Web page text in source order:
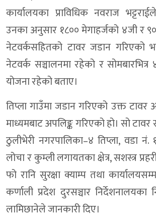
कार्यालयका प्राविधिक नवराज
उनका अनुसार १८०० मेगाहर्जको ४जी र
नेटवर्कसहितको टावर जडान गरिएको
नेटवर्क सञ्चालनमा रहेको र
योजना रहेको बताए।
तिप्ला गाउँमा जडान गरिएको उक्त टावर
माध्यमबाट अपलिङ्क गरिएको हो। सो
ठुलीभेरी नगरपालिका–४ तिप्ला, वडा
लोचा र कुम्ली लगायतका क्षेत्र, सशस्त्र
फो रानि सुरक्षा क्याम्प तथा
कर्णाली प्रदेश दुरसञ्चार
लामिछानेले जानकारी दिए।